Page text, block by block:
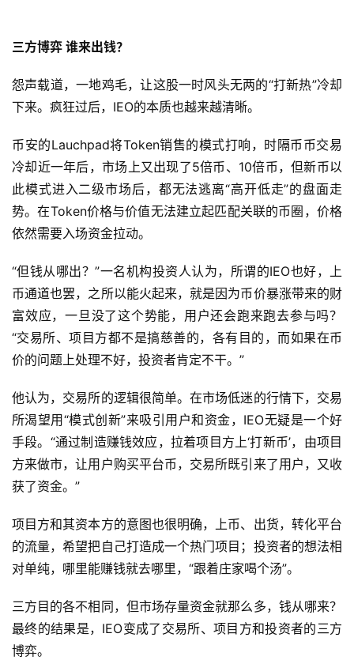
三方博弈 谁来出钱？
怨声载道，一地鸡毛，让这股一时风头无两的“打新热”冷却
下来。疯狂过后，IEO的本质也越来越清晰。
币安的Lauchpad将Token销售的模式打响，时隔币币交易
冷却近一年后，市场上又出现了5倍币、10倍币，但新币以
此模式进入二级市场后，都无法逃离“高开低走”的盘面走
势。在Token价格与价值无法建立起匹配关联的币圈，价格
依然需要入场资金拉动。
“但钱从哪出？”一名机构投资人认为，所谓的IEO也好，上
币通道也罢，之所以能火起来，就是因为币价暴涨带来的财
富效应，一旦没了这个势能，用户还会跑来跑去参与吗？
“交易所、项目方都不是搞慈善的，各有目的，而如果在币
价的问题上处理不好，投资者肯定不干。”
他认为，交易所的逻辑很简单。在市场低迷的行情下，交易
所渴望用“模式创新”来吸引用户和资金，IEO无疑是一个好
手段。“通过制造赚钱效应，拉着项目方上‘打新币’，由项目
方来做市，让用户购买平台币，交易所既引来了用户，又收
获了资金。”
项目方和其资本方的意图也很明确，上币、出货，转化平台
的流量，希望把自己打造成一个热门项目；投资者的想法相
对单纯，哪里能赚钱就去哪里，“跟着庄家喝个汤”。
三方目的各不相同，但市场存量资金就那么多，钱从哪来？
最终的结果是，IEO变成了交易所、项目方和投资者的三方
博弈。